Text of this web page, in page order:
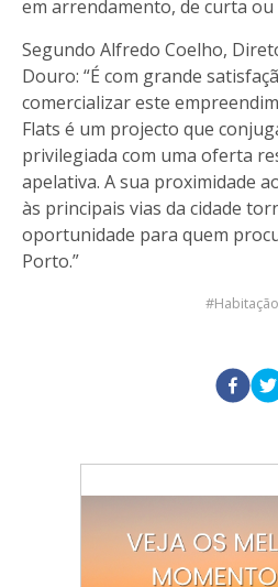
em arrendamento, de curta
Segundo Alfredo Coelho,
Douro: “É com grande
comercializar este
Flats é um projecto que
privilegiada com uma oferta
apelativa. A sua proximidade
às principais vias da cidade
oportunidade para quem
Porto.”
Habitação